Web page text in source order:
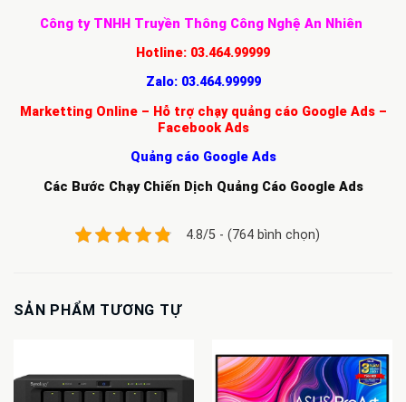
Công ty TNHH Truyền Thông Công Nghệ An Nhiên
Hotline: 03.464.99999
Zalo: 03.464.99999
Marketting Online – Hỗ trợ chạy quảng cáo Google Ads –
Facebook Ads
Quảng cáo Google Ads
Các Bước Chạy Chiến Dịch Quảng Cáo Google Ads
4.8/5 - (764 bình chọn)
SẢN PHẨM TƯƠNG TỰ